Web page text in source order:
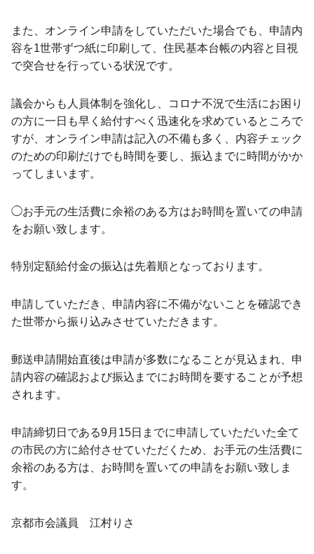
また、オンライン申請をしていただいた場合でも、申請内
容を1世帯ずつ紙に印刷して、住民基本台帳の内容と目視
で突合せを行っている状況です。
議会からも人員体制を強化し、コロナ不況で生活にお困り
の方に一日も早く給付すべく迅速化を求めているところで
すが、オンライン申請は記入の不備も多く、内容チェック
のための印刷だけでも時間を要し、振込までに時間がかか
ってしまいます。
◯お手元の生活費に余裕のある方はお時間を置いての申請
をお願い致します。
特別定額給付金の振込は先着順となっております。
申請していただき、申請内容に不備がないことを確認でき
た世帯から振り込みさせていただきます。
郵送申請開始直後は申請が多数になることが見込まれ、申
請内容の確認および振込までにお時間を要することが予想
されます。
申請締切日である9月15日までに申請していただいた全て
の市民の方に給付させていただくため、お手元の生活費に
余裕のある方は、お時間を置いての申請をお願い致しま
す。
京都市会議員 江村りさ